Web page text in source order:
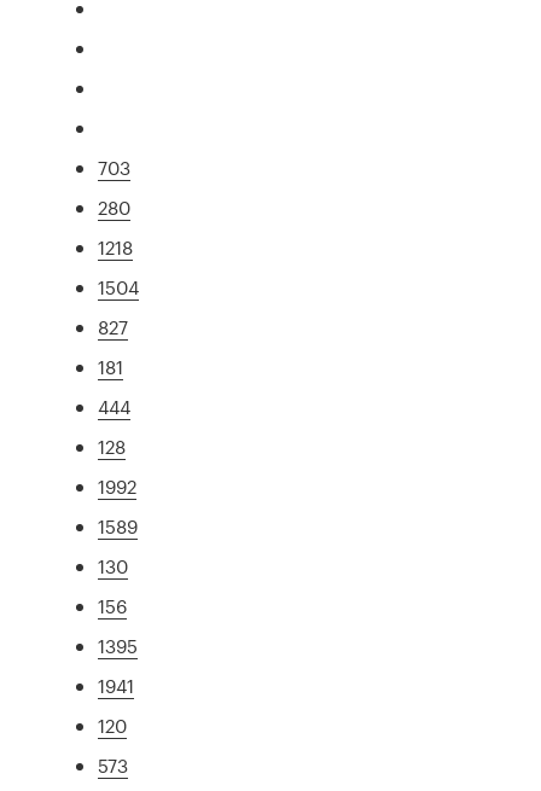
703
280
1218
1504
827
181
444
128
1992
1589
130
156
1395
1941
120
573